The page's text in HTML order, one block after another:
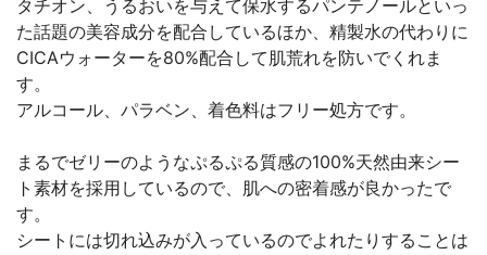
タチオン、うるおいを与えて保水するパンテノールといっ
た話題の美容成分を配合しているほか、精製水の代わりに
CICAウォーターを80%配合して肌荒れを防いでくれま
す。
アルコール、パラベン、着色料はフリー処方です。
まるでゼリーのようなぷるぷる質感の100%天然由来シー
ト素材を採用しているので、肌への密着感が良かったで
す。
シートには切れ込みが入っているのでよれたりすることは